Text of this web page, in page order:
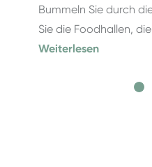
Bummeln Sie durch
Sie die Foodhallen,
Weiterlesen